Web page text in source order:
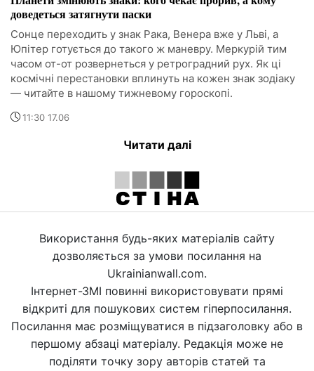
доведеться затягнути паски
Сонце переходить у знак Рака, Венера вже у Льві, а
Юпітер готується до такого ж маневру. Меркурій тим
часом от-от розвернеться у ретроградний рух. Як ці
космічні перестановки вплинуть на кожен знак зодіаку
— читайте в нашому тижневому гороскопі.
11:30 17.06
Читати далі
Використання будь-яких матеріалів сайту
дозволяється за умови посилання на
Ukrainianwall.com.
Інтернет-ЗМІ повинні використовувати прямі
відкриті для пошукових систем гіперпосилання.
Посилання має розміщуватися в підзаголовку або в
першому абзаці матеріалу. Редакція може не
поділяти точку зору авторів статей та